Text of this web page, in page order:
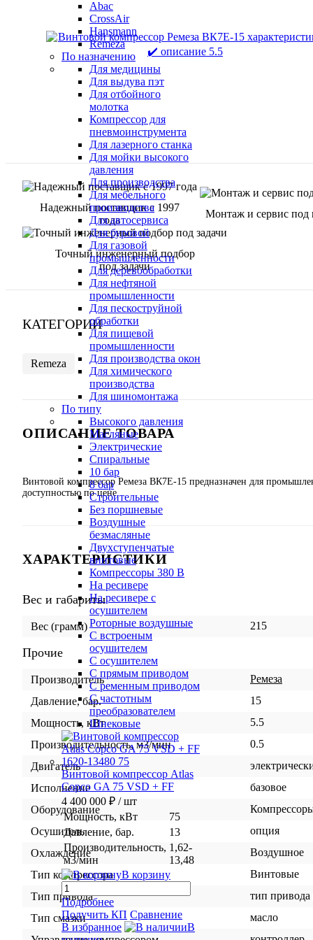
Abac
CrossAir
Hansmann
Remeza
По назначению
Для медицины
Для выдува пэт
Для отбойного
молотка
Компрессор для
пневмоинструмента
Для лазерного станка
Для мойки высокого
давления
Для производства
Для мебельного
производства
Для автосервиса
Для буровой
Для газовой
промышленности
Для деревообработки
Для нефтяной
промышленности
Для пескоструйной
обработки
Для пищевой
промышленности
Для производства окон
Для химического
производства
Для шиномонтажа
По типу
Высокого давления
Масляные
Электрические
Спиральные
10 бар
8 бар
Cтроительные
Без поршневые
Воздушные
безмасляные
Двухступенчатые
винтовые
Компрессоры 380 В
На ресивере
На ресивере с
осушителем
Роторные воздушные
С встроеным
осушителем
С осушителем
С прямым приводом
С ременным приводом
С частотным
преобразователем
Шнековые
Винтовой компрессор Atlas
Copco GA 75 VSD + FF
4 400 000 ₽ / шт
Мощность, кВт
75
Давление, бар.
13
Производительность,
м3/мин
1,62-
13,48
В корзину
Подробнее
Получить КП Сравнение
В избранное
В
Надежный поставщик с 1997
года
Монтаж и сервис под
Точный инженерный подбор
под задачи
КАТЕГОРИИ
Remeza
ОПИСАНИЕ ТОВАРА
Винтовой компрессор Ремеза ВК7E-15 предназначен для
доступностью по цене.
ХАРАКТЕРИСТИКИ
Вес и габариты
Вес (грамм) 215
Прочие
Производитель
Ремеза
Давление, бар.
15
Мощность, кВт
5.5
Производительность, м3/мин
0.5
Двигатель
Исполнение
базовое
Оборудование
Осушитель
опция
Охлаждение
Воздушное
Тип компрессора
Винтовые
Тип привода
тип
Тип смазки
масло